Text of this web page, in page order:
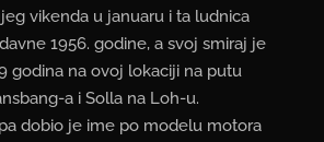
vikenda u januaru i ta ludnica
1956. godine, a svoj smiraj je
godina na ovoj lokaciji na putu
a i Solla na Loh-u.
dobio je ime po modelu motora